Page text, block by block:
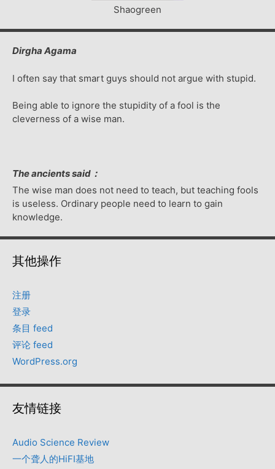
Shaogreen
Dirgha Agama
I often say that smart guys should not argue with stupid.
Being able to ignore the stupidity of a fool is the
cleverness of a wise man.
The ancients said：
The wise man does not need to teach, but teaching fools
is useless. Ordinary people need to learn to gain
knowledge.
其他操作
注册
登录
条目 feed
评论 feed
WordPress.org
友情链接
Audio Science Review
一个聋人的HiFI基地